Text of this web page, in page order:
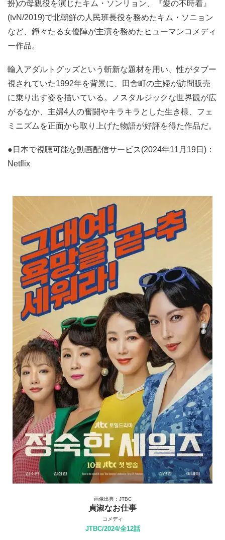
扮)の母親役を演じたキム・ソンリョン、『愛の不時着』
(tvN/2019)で北朝鮮の人民班長役を務めたキム・ソニョン
など、錚々たる女優陣が主演を務めたヒューマンコメディ
ー作品。
輸入アダルトグッズという斬新な題材を用い、性がタブー
視されていた1992年を背景に、田舎町の主婦が訪問販売
に乗り出す姿を描いている。ノスタルジックな世界観が広
がるなか、主婦4人の奮闘やキラキラとした生き様、フェ
ミニズムを正面から取り上げた物語が好評を得た作品だ。
●日本で視聴可能な動画配信サービス(2024年11月19日)：
Netflix
画像出典：JTBC
貞淑なお仕事
コメディ
JTBC/2024/全12話